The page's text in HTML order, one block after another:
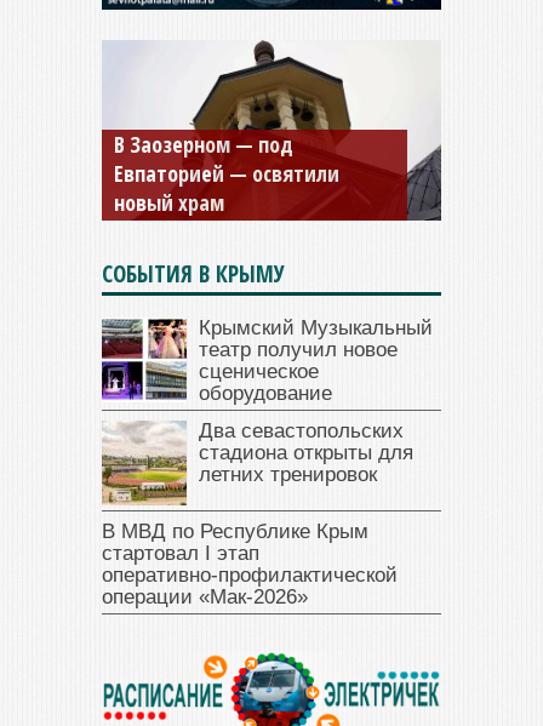
В Заозерном — под
Евпаторией — освятили
новый храм
СОБЫТИЯ В КРЫМУ
Крымский Музыкальный
театр получил новое
сценическое
оборудование
Два севастопольских
стадиона открыты для
летних тренировок
В МВД по Республике Крым
стартовал I этап
оперативно‑профилактической
операции «Мак‑2026»